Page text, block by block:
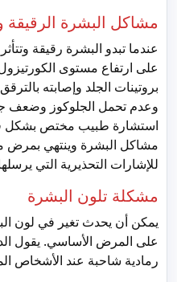
مشاكل البشرة
عندما تبدو البشرة رقيقة
على ارتفاع مستوى
بروتينات الجلد وإصابته
وعدم تحمل الجلوكوز وضعف
استشارة طبيب مختص بشكل
مشاكل البشرة وينتهي بمرض
للإشارات التحذيرية التي
مشكلة تلون البشرة
يمكن أن يحدث تغير في لون
على المرض الأساسي. يقول
رمادية شاحبة عند الأشخاص